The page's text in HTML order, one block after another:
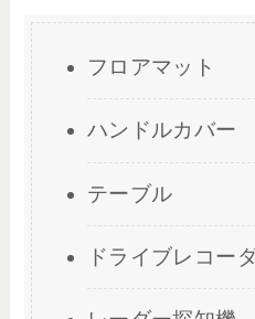
フロアマット
ハンドルカバー
テーブル
ドライブレコー